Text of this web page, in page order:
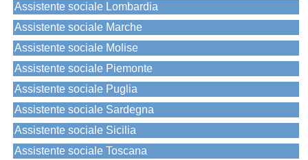
Assistente sociale Lombardia
Assistente sociale Marche
Assistente sociale Molise
Assistente sociale Piemonte
Assistente sociale Puglia
Assistente sociale Sardegna
Assistente sociale Sicilia
Assistente sociale Toscana